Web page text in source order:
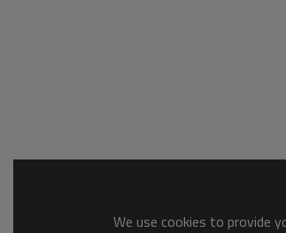
We use cookies to provide